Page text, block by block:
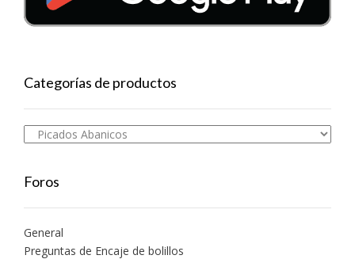
Categorías de productos
Foros
General
Preguntas de Encaje de bolillos